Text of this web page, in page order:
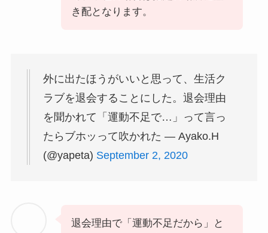
き配となります。
外に出たほうがいいと思って、生活ク
ラブを退会することにした。退会理由
を聞かれて「運動不足で…」って言っ
たらブホッって吹かれた — Ayako.H
(@yapeta) September 2, 2020
退会理由で「運動不足だから」と